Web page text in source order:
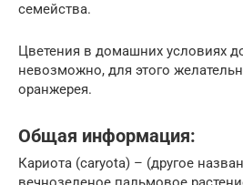
семейства.
Цветения в домашних условиях
невозможно, для этого
оранжерея.
Общая информация:
Кариота (caryota) – (другое